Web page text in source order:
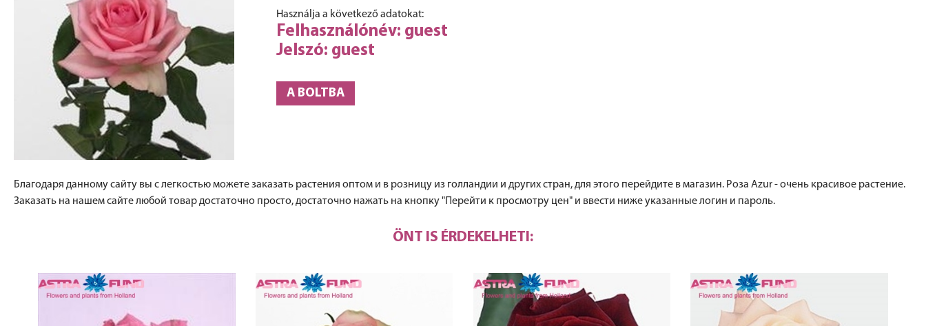
Használja a következő adatokat:
Felhasználónév: guest
Jelszó: guest
A BOLTBA
Благодаря данному сайту вы с легкостью можете заказать растения оптом и в розницу из голландии и других стран, для этого перейдите в магазин. Роза Azur - очень красивое растение.
Заказать на нашем сайте любой товар достаточно просто, достаточно нажать на кнопку "Перейти к просмотру цен" и ввести ниже указанные логин и пароль.
ÖNT IS ÉRDEKELHETI: